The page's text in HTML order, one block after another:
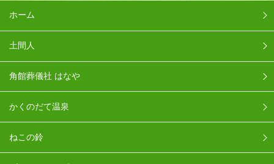
ホーム
土間人
角館葬儀社 はなや
かくのだて温泉
ねこの鈴